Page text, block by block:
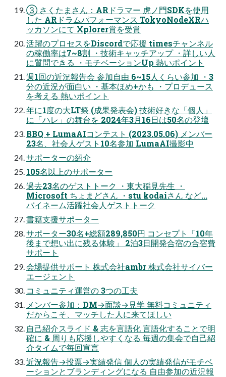
③ さくたまさん：ARドラマー 虎ノ門SDKを使用
した ARドラムパフォーマンス TokyoNodeXRハ
ッカソンにて Xplorer賞を受賞
活躍のプロセスをDiscordで応援 timesチャンネル
の稼働率は7~8割 ・技術キャッチアップ ・詳しい人
に質問できる ・モチベーションUp 熱いポイント
週1回の近況報告会 参加自由 6~15人くらい参加 ・3
分の近況が面白い ・基本ほめ+かも ・プロデュース
を考える 熱いポイント
年に1度の大LT祭 (成果発表会) 技術好きな「個人」
に「ハレ」の舞台を 2024年3月16日は50名の登壇
BBQ + LumaAIコンテスト (2023.05.06) メンバー
23名、社会人ゲスト10名参加 LumaAI撮影中
サポーターの紹介
105名以上のサポーター
過去23名のゲストトーク ・東大稲見先生 ・
Microsoft ちょまどさん ・stu kodaiさん など...
バイネーム活躍社会人ゲストトーク
書籍支援サポーター
サポーター30名+総額289,850円 コンセプト「10年
後まで想い出に残る体験」 2泊3日開発合宿の合宿費
サポート
会場提供サポート 株式会社ambr 株式会社サイバー
エージェント
コミュニティ運営の 3つの工夫
メンバー参加：DM→面談→見学 無料コミュニティ
だからこそ、マッチした人に来てほしい
自己紹介スライド & 志を言語化 言語化することで明
確に & 周りも応援しやすくなる 毎週の集会で自己紹
介タイムで毎回宣言
近況報告→投票→実績発信 個人の実績発信がモチベ
ーションとブランディングになる 自由参加の近況報